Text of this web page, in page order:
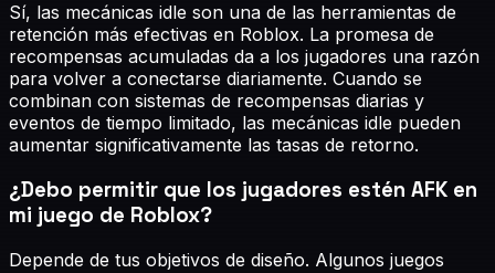
Sí, las mecánicas idle son una de las herramientas de
retención más efectivas en Roblox. La promesa de
recompensas acumuladas da a los jugadores una razón
para volver a conectarse diariamente. Cuando se
combinan con sistemas de recompensas diarias y
eventos de tiempo limitado, las mecánicas idle pueden
aumentar significativamente las tasas de retorno.
¿Debo permitir que los jugadores estén AFK en
mi juego de Roblox?
Depende de tus objetivos de diseño. Algunos juegos